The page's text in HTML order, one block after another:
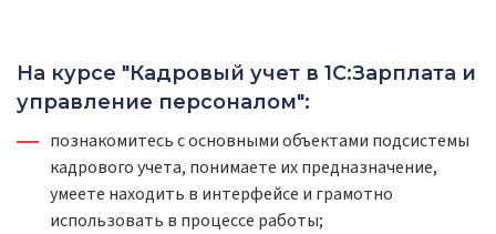
На курсе "Кадровый учет в 1С:Зарплата и
управление персоналом":
познакомитесь с основными объектами подсистемы
кадрового учета, понимаете их предназначение,
умеете находить в интерфейсе и грамотно
использовать в процессе работы;